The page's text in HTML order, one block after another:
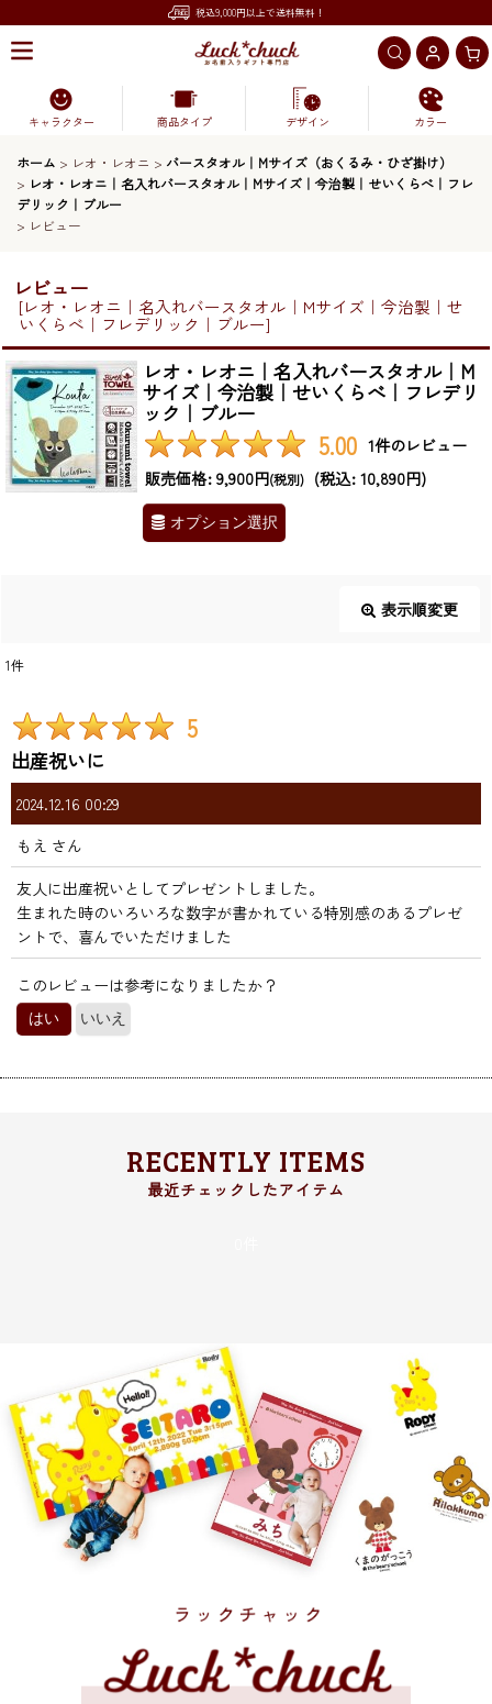
税込9,000円以上で送料無料！
キャラクター 商品タイプ デザイン カラー
ホーム > レオ・レオニ > バースタオル｜Mサイズ（おくるみ・ひざ掛け）
> レオ・レオニ｜名入れバースタオル｜Mサイズ｜今治製｜せいくらべ｜フレ
デリック｜ブルー
> レビュー
レビュー
[レオ・レオニ｜名入れバースタオル｜Mサイズ｜今治製｜せ
いくらべ｜フレデリック｜ブルー]
レオ・レオニ｜名入れバースタオル｜M
サイズ｜今治製｜せいくらべ｜フレデリ
ック｜ブルー
5.00 1件のレビュー
販売価格: 9,900円(税別) (税込: 10,890円)
オプション選択
表示順変更
期間:
星の数 :
1件
5
出産祝いに
2024.12.16 00:29
もえ さん
友人に出産祝いとしてプレゼントしました。
生まれた時のいろいろな数字が書かれている特別感のあるプレゼ
ントで、喜んでいただけました
このレビューは参考になりましたか？
はい いいえ
RECENTLY ITEMS